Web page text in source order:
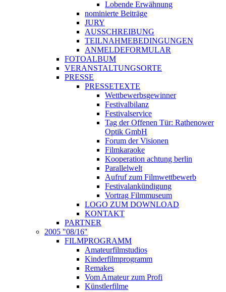
Lobende Erwähnung
nominierte Beiträge
JURY
AUSSCHREIBUNG
TEILNAHMEBEDINGUNGEN
ANMELDEFORMULAR
FOTOALBUM
VERANSTALTUNGSORTE
PRESSE
PRESSETEXTE
Wettbewerbsgewinner
Festivalbilanz
Festivalservice
Tag der Offenen Tür: Rathenower
Optik GmbH
Forum der Visionen
Filmkaraoke
Kooperation achtung berlin
Parallelwelt
Aufruf zum Filmwettbewerb
Festivalankündigung
Vortrag Filmmuseum
LOGO ZUM DOWNLOAD
KONTAKT
PARTNER
2005 "08/16"
FILMPROGRAMM
Amateurfilmstudios
Kinderfilmprogramm
Remakes
Vom Amateur zum Profi
Künstlerfilme